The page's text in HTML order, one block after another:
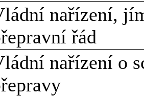
nařízení,
řád
nařízení o